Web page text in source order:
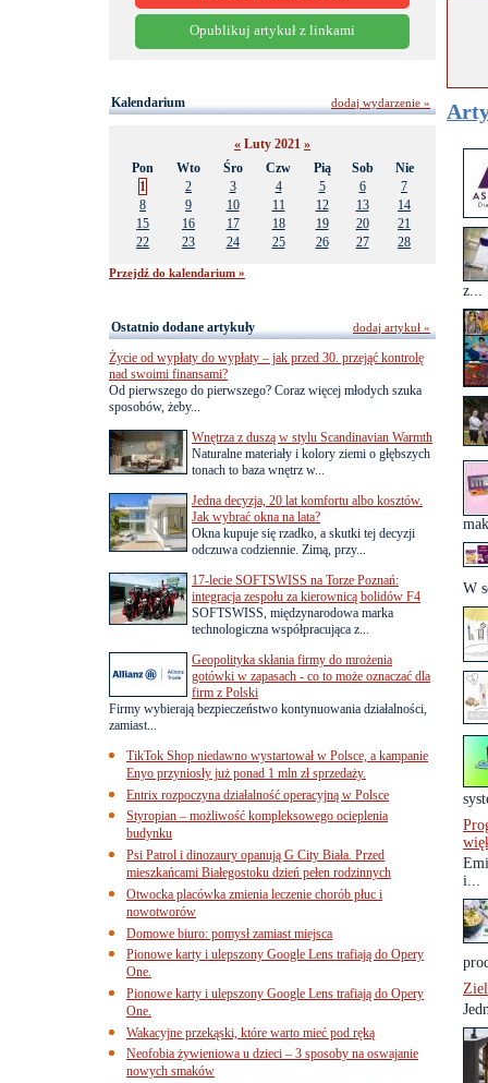
z...
W
i...
Opublikuj artykuł z linkami
Kalendarium
« Luty 2021 »
Pon
Wto Śro Czw Pią Sob
Nie
1
2 3 4 5 6
7
8
9 10 11 12 13
14
15
16 17 18 19 20
21
22
23 24 25 26 27 28
Przejdź do kalendarium »
dodaj wydarzenie »
Ostatnio dodane artykuły
Życie od wypłaty do wypłaty – jak przed 30. przejąć kontrolę
nad swoimi finansami?
Od pierwszego do pierwszego? Coraz więcej młodych szuka
sposobów, żeby...
Wnętrza z duszą w stylu Scandinavian Warmth
Naturalne materiały i kolory ziemi o głębszych
tonach to baza wnętrz w...
Jedna decyzja, 20 lat komfortu albo kosztów.
Jak wybrać okna na lata?
Okna kupuje się rzadko, a skutki tej decyzji
odczuwa codziennie. Zimą, przy...
17-lecie SOFTSWISS na Torze Poznań:
integracja zespołu za kierownicą bolidów F4
SOFTSWISS, międzynarodowa marka
technologiczna współpracująca z...
Geopolityka skłania firmy do mrożenia
gotówki w zapasach - co to może oznaczać dla
firm z Polski
Firmy wybierają bezpieczeństwo kontynuowania działalności,
zamiast...
TikTok Shop niedawno wystartował w Polsce, a kampanie
Enyo przyniosły już ponad 1 mln zł sprzedaży.
Entrix rozpoczyna działalność operacyjną w Polsce
Styropian – możliwość kompleksowego ocieplenia
budynku
Psi Patrol i dinozaury opanują G City Biała. Przed
mieszkańcami Białegostoku dzień pełen rodzinnych
Otwocka placówka zmienia leczenie chorób płuc i
nowotworów
Domowe biuro: pomysł zamiast miejsca
Pionowe karty i ulepszony Google Lens trafiają do Opery
One.
Pionowe karty i ulepszony Google Lens trafiają do Opery
One.
Wakacyjne przekąski, które warto mieć pod ręką
Neofobia żywieniowa u dzieci – 3 sposoby na oswajanie
nowych smaków
dodaj artykuł »